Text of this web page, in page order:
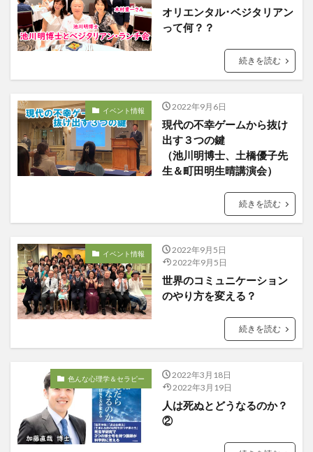
オリエンタル･ベジタリアン
って何？？
続きを読む
イベント情報 2022年9月6日
現代の不幸ゲームから抜け
出す３つの鍵
（池川明博士、土橋優子先
生＆町田明生晴講演会）
続きを読む
イベント情報
2022年9月5日
2022年9月5日
世界のコミュニケーション
のやり方を変える？
続きを読む
色んな心理学＆セラピー
2022年3月18日
2022年3月19日
人は死ぬとどうなるのか？
②